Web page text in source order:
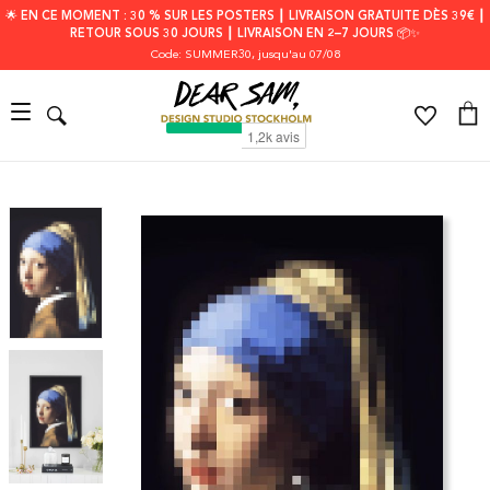
🌟 EN CE MOMENT : 30 % SUR LES POSTERS ┃ LIVRAISON GRATUITE DÈS 39€ ┃
RETOUR SOUS 30 JOURS ┃ LIVRAISON EN 2–7 JOURS 📦✨
Code: SUMMER30, jusqu'au 07/08